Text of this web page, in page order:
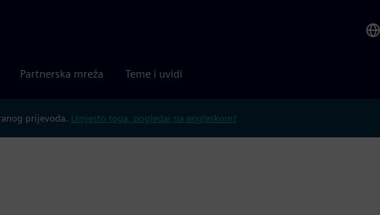
Partnerska mreža Teme i uvidi
prijevoda. Umjesto toga, pogledaj na engleskom?